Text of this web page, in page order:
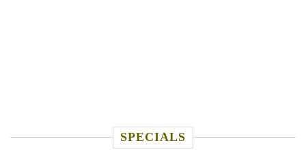
SPECIALS